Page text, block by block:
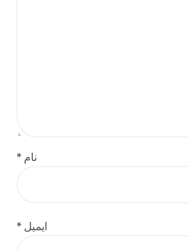
نام *
ایمیل *